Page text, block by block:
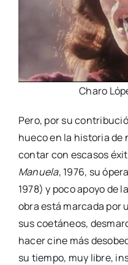
Charo
Pero, por su
hueco en la historia de
contar con escasos
Manuela, 1976, su
1978) y poco apoyo de
obra está marcada por
sus coetáneos,
hacer cine más
su tiempo, muy libre,